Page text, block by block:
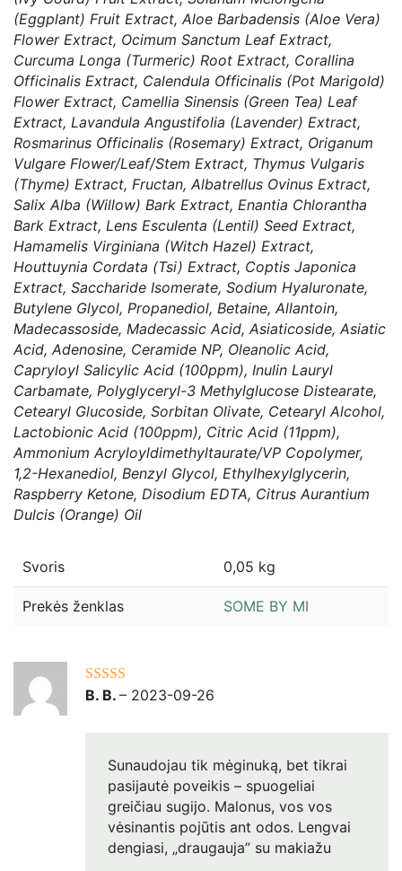
(Eggplant) Fruit Extract, Aloe Barbadensis (Aloe Vera)
Flower Extract, Ocimum Sanctum Leaf Extract,
Curcuma Longa (Turmeric) Root Extract, Corallina
Officinalis Extract, Calendula Officinalis (Pot Marigold)
Flower Extract, Camellia Sinensis (Green Tea) Leaf
Extract, Lavandula Angustifolia (Lavender) Extract,
Rosmarinus Officinalis (Rosemary) Extract, Origanum
Vulgare Flower/Leaf/Stem Extract, Thymus Vulgaris
(Thyme) Extract, Fructan, Albatrellus Ovinus Extract,
Salix Alba (Willow) Bark Extract, Enantia Chlorantha
Bark Extract, Lens Esculenta (Lentil) Seed Extract,
Hamamelis Virginiana (Witch Hazel) Extract,
Houttuynia Cordata (Tsi) Extract, Coptis Japonica
Extract, Saccharide Isomerate, Sodium Hyaluronate,
Butylene Glycol, Propanediol, Betaine, Allantoin,
Madecassoside, Madecassic Acid, Asiaticoside, Asiatic
Acid, Adenosine, Ceramide NP, Oleanolic Acid,
Capryloyl Salicylic Acid (100ppm), Inulin Lauryl
Carbamate, Polyglyceryl-3 Methylglucose Distearate,
Cetearyl Glucoside, Sorbitan Olivate, Cetearyl Alcohol,
Lactobionic Acid (100ppm), Citric Acid (11ppm),
Ammonium Acryloyldimethyltaurate/VP Copolymer,
1,2-Hexanediol, Benzyl Glycol, Ethylhexylglycerin,
Raspberry Ketone, Disodium EDTA, Citrus Aurantium
Dulcis (Orange) Oil
Svoris 0,05 kg
Prekės ženklas SOME BY MI
Įvertinimas:
B. B. – 2023-09-26
Sunaudojau tik mėginuką, bet tikrai
pasijautė poveikis – spuogeliai
greičiau sugijo. Malonus, vos vos
vėsinantis pojūtis ant odos. Lengvai
dengiasi, „draugauja” su makiažu